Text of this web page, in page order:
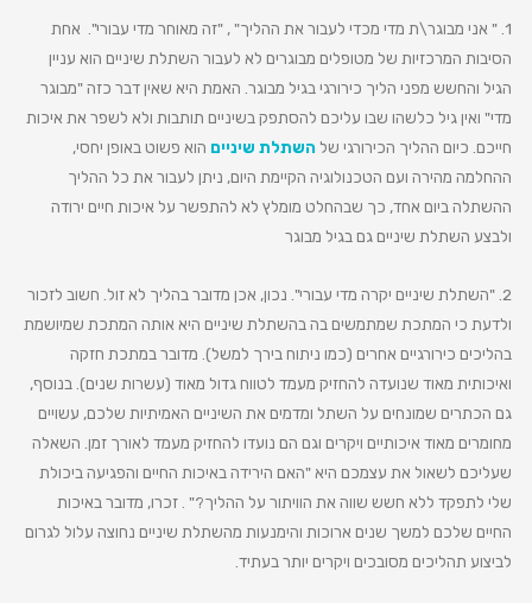
1. " אני מבוגר\ת מדי מכדי לעבור את ההליך" , "זה מאוחר מדי עבורי". אחת
הסיבות המרכזיות של מטופלים מבוגרים לא לעבור השתלת שיניים הוא עניין
הגיל והחשש מפני הליך כירורגי בגיל מבוגר. האמת היא שאין דבר כזה "מבוגר
מדי" ואין גיל כלשהו שבו עליכם להסתפק בשיניים תותבות ולא לשפר את איכות
חייכם. כיום ההליך הכירורגי של השתלת שיניים הוא פשוט באופן יחסי,
ההחלמה מהירה ועם הטכנולוגיה הקיימת היום, ניתן לעבור את כל ההליך
ההשתלה ביום אחד, כך שבהחלט מומלץ לא להתפשר על איכות חיים ירודה
ולבצע השתלת שיניים גם בגיל מבוגר
2. "השתלת שיניים יקרה מדי עבורי". נכון, אכן מדובר בהליך לא זול. חשוב לזכור
ולדעת כי המתכת שמתמשים בה בהשתלת שיניים היא אותה המתכת שמיושמת
בהליכים כירורגיים אחרים (כמו ניתוח בירך למשל). מדובר במתכת חזקה
ואיכותית מאוד שנועדה להחזיק מעמד לטווח גדול מאוד (עשרות שנים). בנוסף,
גם הכתרים שמונחים על השתל ומדמים את השיניים האמיתיות שלכם, עשויים
מחומרים מאוד איכותיים ויקרים וגם הם נועדו להחזיק מעמד לאורך זמן. השאלה
שעליכם לשאול את עצמכם היא "האם הירידה באיכות החיים והפגיעה ביכולת
שלי לתפקד ללא חשש שווה את הוויתור על ההליך?" . זכרו, מדובר באיכות
החיים שלכם למשך שנים ארוכות והימנעות מהשתלת שיניים נחוצה עלול לגרום
לביצוע תהליכים מסובכים ויקרים יותר בעתיד.